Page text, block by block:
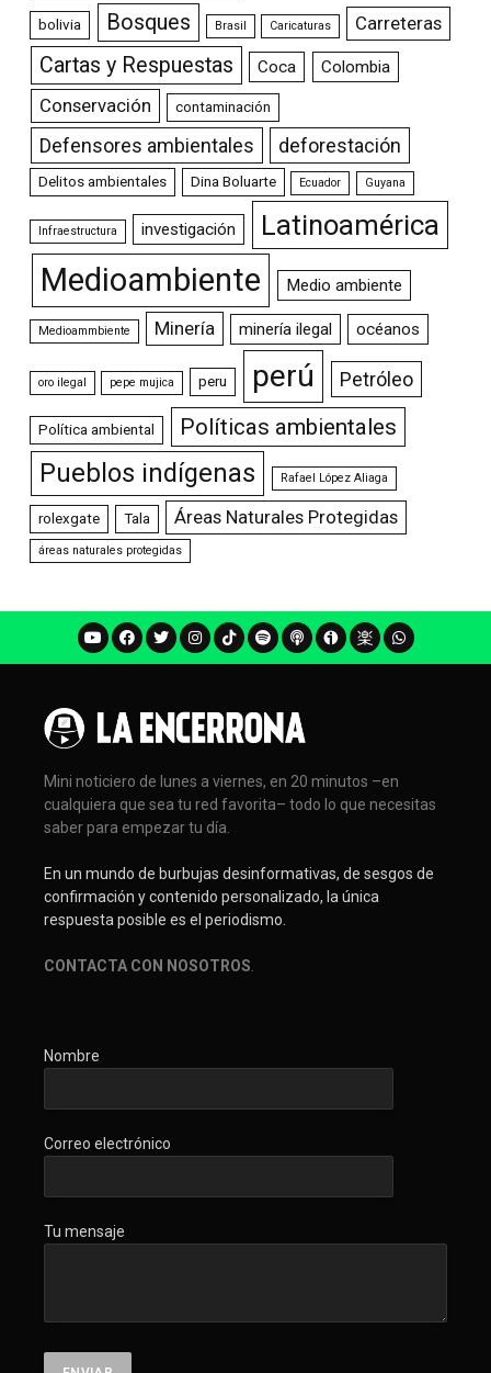
bolivia Bosques Brasil Caricaturas Carreteras
Cartas y Respuestas Coca Colombia
Conservación contaminación
Defensores ambientales deforestación
Delitos ambientales Dina Boluarte Ecuador Guyana
Infraestructura investigación Latinoamérica
Medioambiente Medio ambiente
Medioammbiente Minería minería ilegal océanos
oro ilegal pepe mujica peru perú Petróleo
Política ambiental Políticas ambientales
Pueblos indígenas Rafael López Aliaga
rolexgate Tala Áreas Naturales Protegidas
áreas naturales protegidas
Mini noticiero de lunes a viernes, en 20 minutos –en
cualquiera que sea tu red favorita– todo lo que necesitas
saber para empezar tu día.
En un mundo de burbujas desinformativas, de sesgos de
confirmación y contenido personalizado, la única
respuesta posible es el periodismo.
CONTACTA CON NOSOTROS
Nombre
Correo electrónico
Tu mensaje